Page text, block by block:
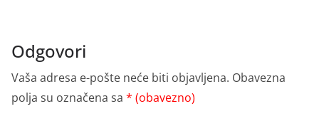
Odgovori
Vaša adresa e-pošte neće biti objavljena. Obavezna
polja su označena sa * (obavezno)